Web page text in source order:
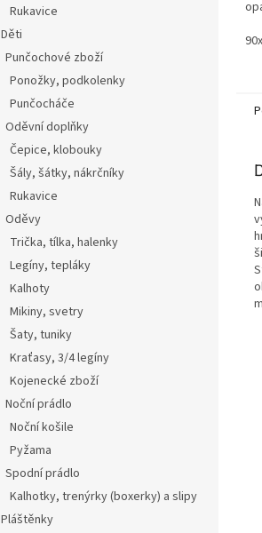
Rukavice
Děti
Punčochové zboží
Ponožky, podkolenky
Punčocháče
Oděvní doplňky
Čepice, klobouky
Šály, šátky, nákrčníky
Rukavice
Oděvy
Trička, tílka, halenky
Legíny, tepláky
Kalhoty
Mikiny, svetry
Šaty, tuniky
Kraťasy, 3/4 legíny
Kojenecké zboží
Noční prádlo
Noční košile
Pyžama
Spodní prádlo
Kalhotky, trenýrky (boxerky) a slipy
Pláštěnky